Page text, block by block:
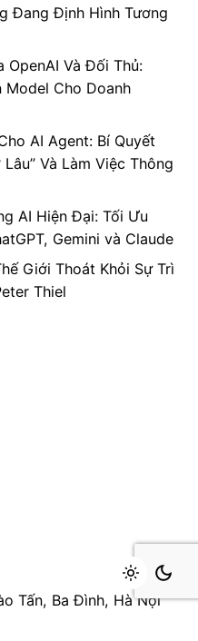
Đang Định Hình Tương
OpenAI Và Đối Thủ:
Model Cho Doanh
AI Agent: Bí Quyết
Và Làm Việc Thông
AI Hiện Đại: Tối Ưu
Gemini và Claude
Giới Thoát Khỏi Sự Trì
Thiel
Tấn, Ba Đình, Hà Nội